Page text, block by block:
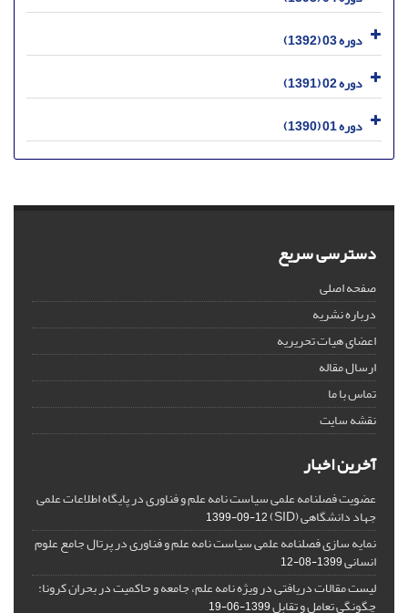
دوره 03 (1392)
دوره 02 (1391)
دوره 01 (1390)
دسترسی سریع
صفحه اصلی
درباره نشریه
اعضای هیات تحریریه
ارسال مقاله
تماس با ما
نقشه سایت
آخرین اخبار
عضویت فصلنامه علمی سیاست نامه علم و فناوری در پایگاه اطلاعات علمی
جهاد دانشگاهی (SID) 1399-09-12
نمایه سازی فصلنامه علمی سیاست نامه علم و فناوری در پرتال جامع علوم
انسانی1399-08-12
لیست مقالات دریافتی در ویژه نامه علم، جامعه و حاکمیت در بحران کرونا:
چگونگی تعامل و تقابل1399-06-19